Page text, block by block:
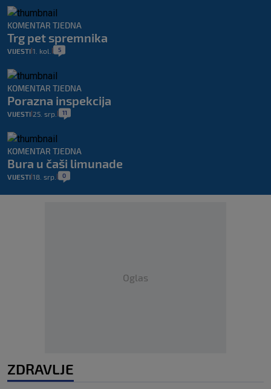
KOMENTAR TJEDNA
Trg pet spremnika
VIJESTI 1. kol. 5
KOMENTAR TJEDNA
Porazna inspekcija
VIJESTI 25. srp. 11
KOMENTAR TJEDNA
Bura u čaši limunade
VIJESTI 18. srp. 0
Oglas
ZDRAVLJE